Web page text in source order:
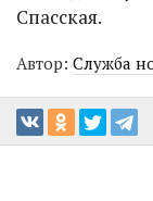
Спасская.
Автор: Служба